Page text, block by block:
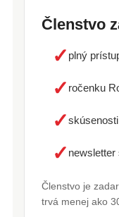
Členstvo
✓ plný
✓ ročenku
✓
✓
Členstvo je
trvá menej ako